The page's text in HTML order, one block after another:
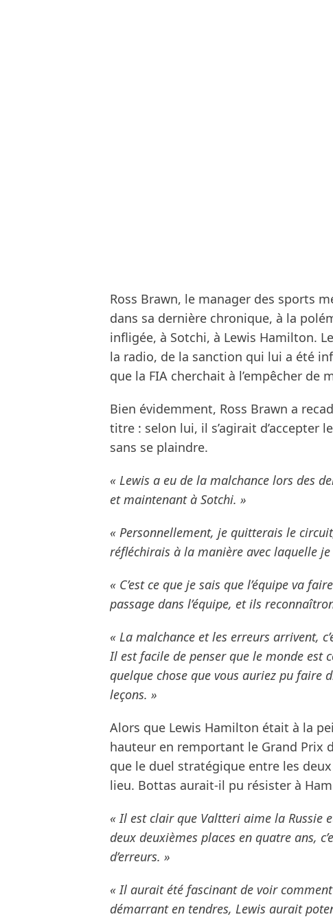
Ross Brawn, le manager des sports
dans sa dernière chronique, à la
infligée, à Sotchi, à Lewis Hamilton.
la radio, de la sanction qui lui a été
que la FIA cherchait à l’empêcher
Bien évidemment, Ross Brawn a
titre : selon lui, il s’agirait d’accepter
sans se plaindre.
« Lewis a eu de la malchance lors des
et maintenant à Sotchi. »
« Personnellement, je quitterais le
réfléchirais à la manière avec laquelle
« C’est ce que je sais que l’équipe va
passage dans l’équipe, et ils
« La malchance et les erreurs arrivent,
Il est facile de penser que le monde est
quelque chose que vous auriez pu faire
leçons. »
Alors que Lewis Hamilton était à la
hauteur en remportant le Grand Prix
que le duel stratégique entre les
lieu. Bottas aurait-il pu résister à
« Il est clair que Valtteri aime la Russie
deux deuxièmes places en quatre ans,
d’erreurs. »
« Il aurait été fascinant de voir
démarrant en tendres, Lewis aurait